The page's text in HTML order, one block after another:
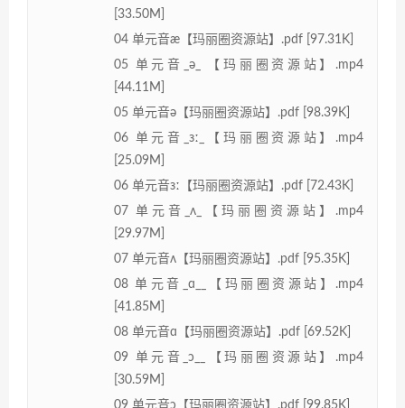
[33.50M]
04 单元音æ【玛丽圈资源站】.pdf [97.31K]
05 单元音_ə_ 【玛丽圈资源站】.mp4
[44.11M]
05 单元音ə【玛丽圈资源站】.pdf [98.39K]
06 单元音_ɜː_【玛丽圈资源站】.mp4
[25.09M]
06 单元音ɜː【玛丽圈资源站】.pdf [72.43K]
07 单元音_ʌ_【玛丽圈资源站】.mp4
[29.97M]
07 单元音ʌ【玛丽圈资源站】.pdf [95.35K]
08 单元音_ɑ__【玛丽圈资源站】.mp4
[41.85M]
08 单元音ɑ【玛丽圈资源站】.pdf [69.52K]
09 单元音_ɔ__【玛丽圈资源站】.mp4
[30.59M]